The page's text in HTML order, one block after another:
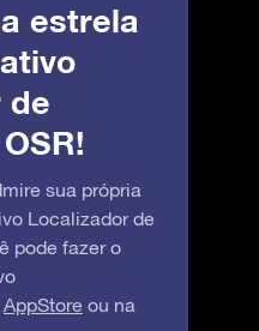
estrela
de
sua própria
Localizador de
pode fazer o
AppStore ou na